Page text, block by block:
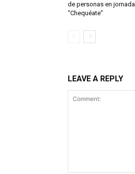
de personas en
“Chequéate”
LEAVE A REPLY